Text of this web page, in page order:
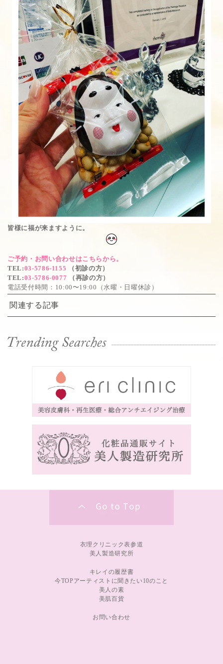
皆様に福が来ますように。
ご予約・お問い合わせはこちらから。
TEL :03-5786-1155 （初診の方）
TEL :03-5786-0077 （再診の方）
電話受付時間：10:00〜19:00（水曜・日曜休診）
関連する記事
衣理クリニック表参道
美人製造研究所
キレイの履歴書
今TOPアーティストに聞きたい10のこと
美人の素
美肌百貨
お問い合わせ